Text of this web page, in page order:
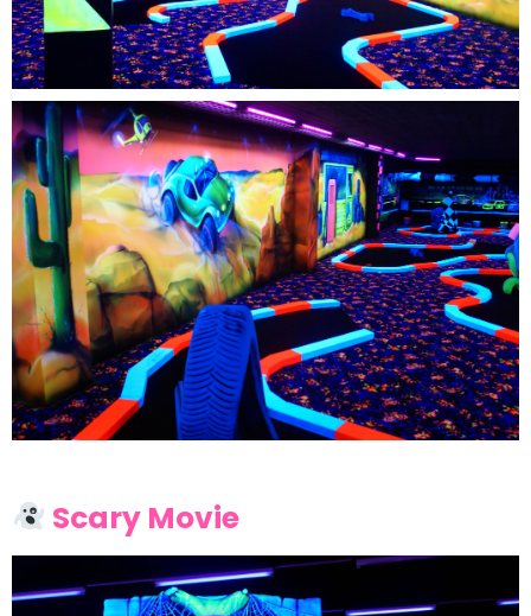
Scary Movie